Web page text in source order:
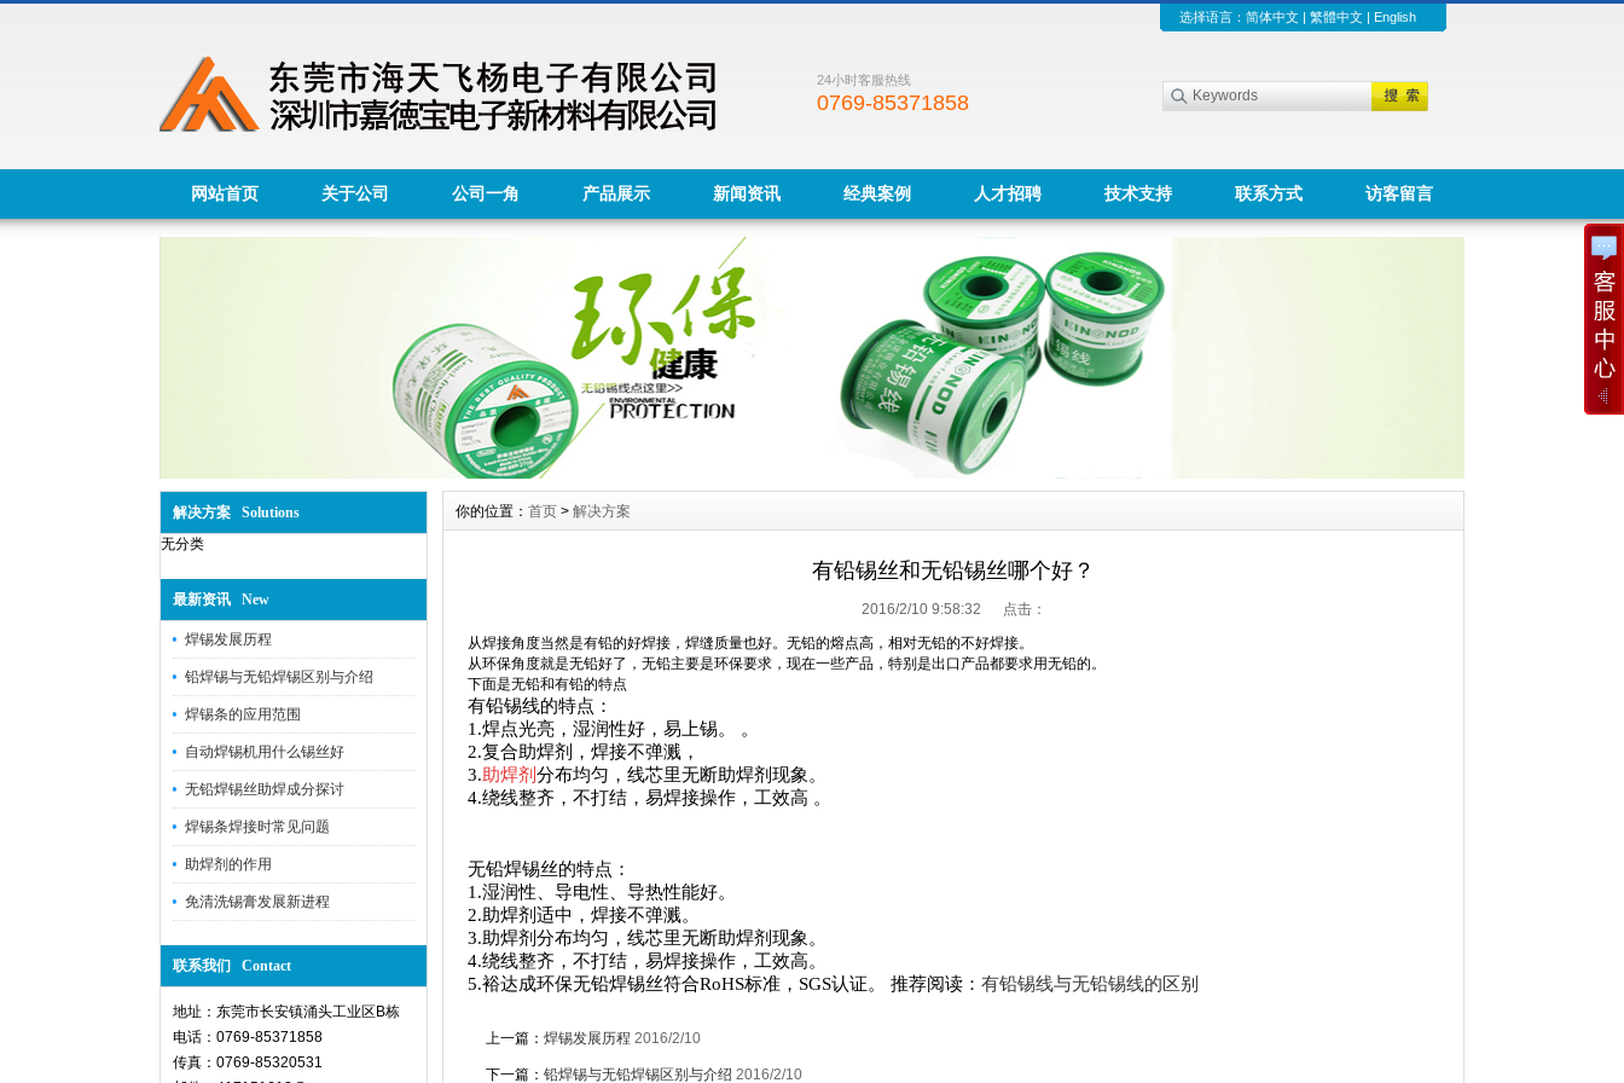
选择语言： 简体中文| 繁體中文| English
24小时客服热线
0769-85371858
网站首页 关于公司 公司一角 产品展示 新闻资讯 经典案例 人才招聘 技术支持 联系方式 访客留言
解决方案 Solutions
无分类
最新资讯 New
焊锡发展历程
铅焊锡与无铅焊锡区别与介绍
焊锡条的应用范围
自动焊锡机用什么锡丝好
无铅焊锡丝助焊成分探讨
焊锡条焊接时常见问题
助焊剂的作用
免清洗锡膏发展新进程
联系我们 Contact
地址：东莞市长安镇涌头工业区B栋
电话：0769-85371858
传真：0769-85320531
你的位置： 首页 > 解决方案
有铅锡丝和无铅锡丝哪个好？
2016/2/10 9:58:32 点击：
从焊接角度当然是有铅的好焊接，焊缝质量也好。无铅的熔点高，相对无铅的不好焊接。
从环保角度就是无铅好了，无铅主要是环保要求，现在一些产品，特别是出口产品都要求用无铅的。
下面是无铅和有铅的特点
有铅锡线的特点：
1.焊点光亮，湿润性好，易上锡。 。
2.复合助焊剂，焊接不弹溅，
3.助焊剂分布均匀，线芯里无断助焊剂现象。
4.绕线整齐，不打结，易焊接操作，工效高 。
无铅焊锡丝的特点：
1.湿润性、导电性、导热性能好。
2.助焊剂适中，焊接不弹溅。
3.助焊剂分布均匀，线芯里无断助焊剂现象。
4.绕线整齐，不打结，易焊接操作，工效高。
5.裕达成环保无铅焊锡丝符合RoHS标准，SGS认证。 推荐阅读： 有铅锡线与无铅锡线的区别
上一篇： 焊锡发展历程 2016/2/10
下一篇： 铅焊锡与无铅焊锡区别与介绍 2016/2/10